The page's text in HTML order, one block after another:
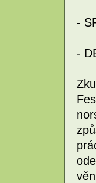
-
-